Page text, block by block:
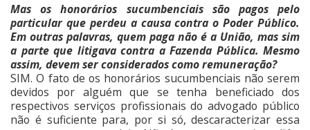
Mas os honorários sucumbenciais são pagos pelo
particular que perdeu a causa contra o Poder Público.
Em outras palavras, quem paga não é a União, mas sim
a parte que litigava contra a Fazenda Pública. Mesmo
assim, devem ser considerados como remuneração?
SIM. O fato de os honorários sucumbenciais não serem
devidos por alguém que se tenha beneficiado dos
respectivos serviços profissionais do advogado público
não é suficiente para, por si só, descaracterizar essa